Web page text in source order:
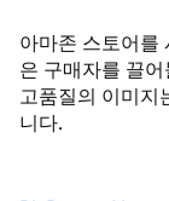
아마존 스토어를
은 구매자를 끌
고품질의 이미지
니다.